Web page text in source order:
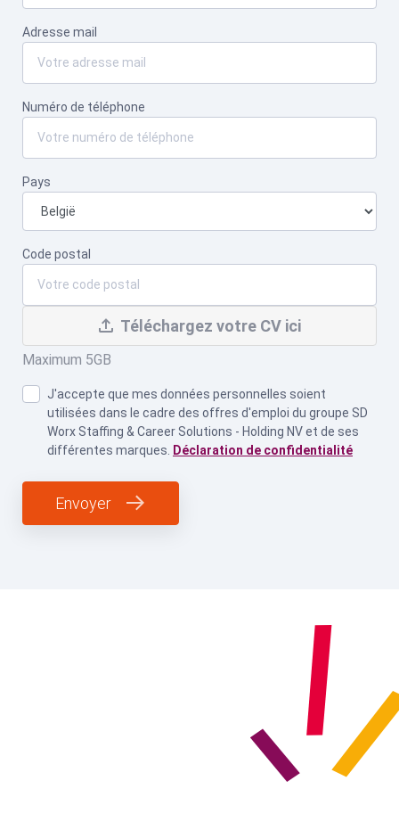
Adresse mail
Numéro de téléphone
Pays
Code postal
Téléchargez votre CV ici
Maximum 5GB
J'accepte que mes données personnelles soient
utilisées dans le cadre des offres d'emploi du groupe SD
Worx Staffing & Career Solutions - Holding NV et de ses
différentes marques. Déclaration de confidentialité
Envoyer